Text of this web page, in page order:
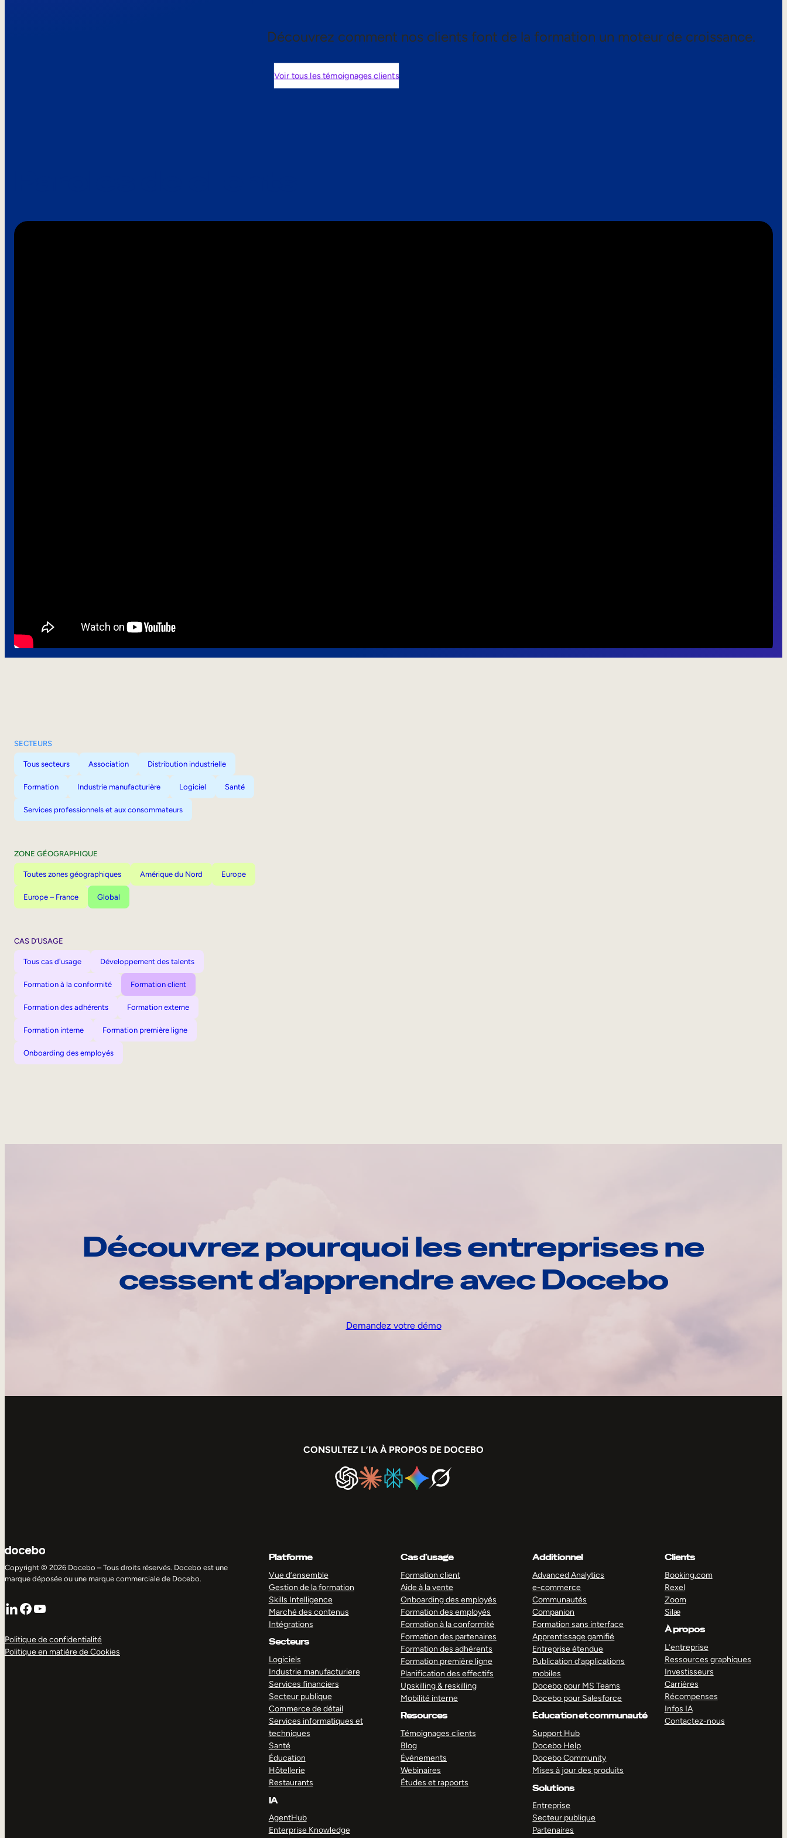
Découvrez comment nos clients font de la formation un moteur de croissance.
Voir tous les témoignages clients
SECTEURS
Tous secteurs Association Distribution industrielle
Formation Industrie manufacturière Logiciel Santé
Services professionnels et aux consommateurs
ZONE GÉOGRAPHIQUE
Toutes zones géographiques Amérique du Nord Europe
Europe – France Global
CAS D’USAGE
Tous cas d'usage Développement des talents
Formation à la conformité Formation client
Formation des adhérents Formation externe
Formation interne Formation première ligne
Onboarding des employés
Découvrez pourquoi les entreprises ne
cessent d’apprendre avec Docebo
Demandez votre démo
CONSULTEZ L’IA À PROPOS DE DOCEBO
Copyright © 2026 Docebo – Tous droits réservés. Docebo est une
marque déposée ou une marque commerciale de Docebo.
LinkedIn
Facebook
YouTube
Politique de confidentialité
Politique en matière de Cookies
Platforme
Vue d’ensemble
Gestion de la formation
Skills Intelligence
Marché des contenus
Intégrations
Secteurs
Logiciels
Industrie manufacturiere
Services financiers
Secteur publique
Commerce de détail
Services informatiques et
techniques
Santé
Éducation
Hôtellerie
Restaurants
IA
AgentHub
Enterprise Knowledge
Cas d’usage
Formation client
Aide à la vente
Onboarding des employés
Formation des employés
Formation à la conformité
Formation des partenaires
Formation des adhérents
Formation première ligne
Planification des effectifs
Upskilling & reskilling
Mobilité interne
Resources
Témoignages clients
Blog
Événements
Webinaires
Études et rapports
Additionnel
Advanced Analytics
e-commerce
Communautés
Companion
Formation sans interface
Apprentissage gamifié
Entreprise étendue
Publication d’applications
mobiles
Docebo pour MS Teams
Docebo pour Salesforce
Éducation et communauté
Support Hub
Docebo Help
Docebo Community
Mises à jour des produits
Solutions
Entreprise
Secteur publique
Partenaires
Clients
Booking.com
Rexel
Zoom
Silæ
À propos
L’entreprise
Ressources graphiques
Investisseurs
Carrières
Récompenses
Infos IA
Contactez-nous